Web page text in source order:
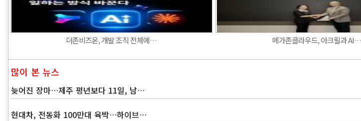
더존비즈온, 개발 조직 전체에… 메가존클라우드, 아크릴과 AI…
많이 본 뉴스
늦어진 장마…제주 평년보다 11일, 남…
현대차, 전동화 100만대 육박…하이브…